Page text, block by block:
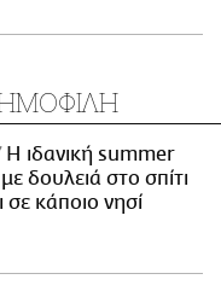
Η ιδανική summer
δουλειά στο σπίτι
σε κάποιο νησί